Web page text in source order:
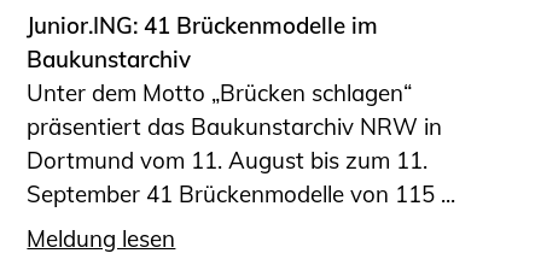
Junior.ING: 41 Brückenmodelle im
Baukunstarchiv
Unter dem Motto „Brücken schlagen“
präsentiert das Baukunstarchiv NRW in
Dortmund vom 11. August bis zum 11.
September 41 Brückenmodelle von 115 ...
Meldung lesen